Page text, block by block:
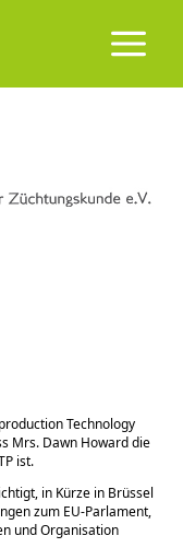
Technology
Mrs. Dawn Howard die
ist.
in Kürze in Brüssel
zum EU-Parlament,
und Organisation